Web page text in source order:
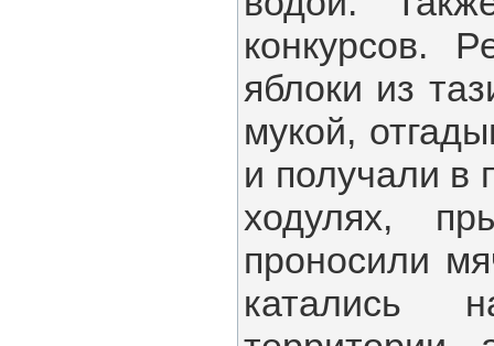
конкурсов.
яблоки из
мукой,
и получали в
ходулях,
проносили
катались